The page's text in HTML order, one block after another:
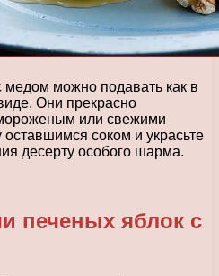
медом можно подавать как в
Они прекрасно
или свежими
соком и украсьте
десерту особого шарма.
печеных яблок с